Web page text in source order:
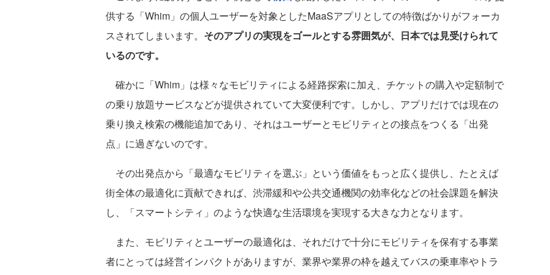
供する「Whim」の個人ユーザーを対象としたMaaSアプリとしての特徴ばかりがフォーカ
スされてしまいます。 そのアプリの実現をゴールとする雰囲気が、日本では見受けられて
いるのです。
確かに「Whim」は様々なモビリティによる経路探索に加え、チケットの購入や定額制で
の乗り放題サービスなどが提供されていて大変便利です。しかし、アプリだけでは現在の
乗り換え検索の機能追加であり、それはユーザーとモビリティとの接点をつくる「出発
点」に過ぎないのです。
その出発点から「最適なモビリティを選ぶ」という価値をもっと広く提供し、たとえば
街全体の最適化に貢献できれば、渋滞緩和や公共交通機関の効率化などの社会課題を解決
し、「スマートシティ」のような快適な生活環境を実現する大きな力となります。
また、モビリティとユーザーの最適化は、それだけで十分にモビリティを保有する事業
者にとっては経営インパクトがありますが、業界や業界の枠を越えてバスの乗車率やトラ